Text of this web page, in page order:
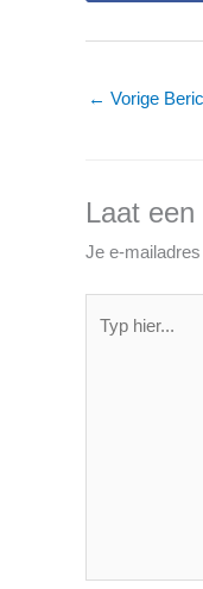
← Vorige
Laat
Je e-
hier...